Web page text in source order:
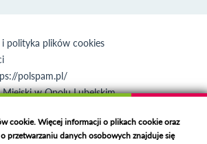
polityka plików cookies
polspam.pl/
w Opolu Lubelskim
cookie. Więcej informacji o plikach cookie oraz
przetwarzaniu danych osobowych znajduje się